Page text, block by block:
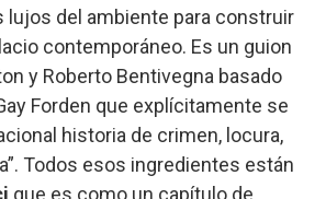
lujos del ambiente para construir
contemporáneo. Es un guion
y Roberto Bentivegna basado
Forden que explícitamente se
historia de crimen, locura,
Todos esos ingredientes están
que es como un capítulo de